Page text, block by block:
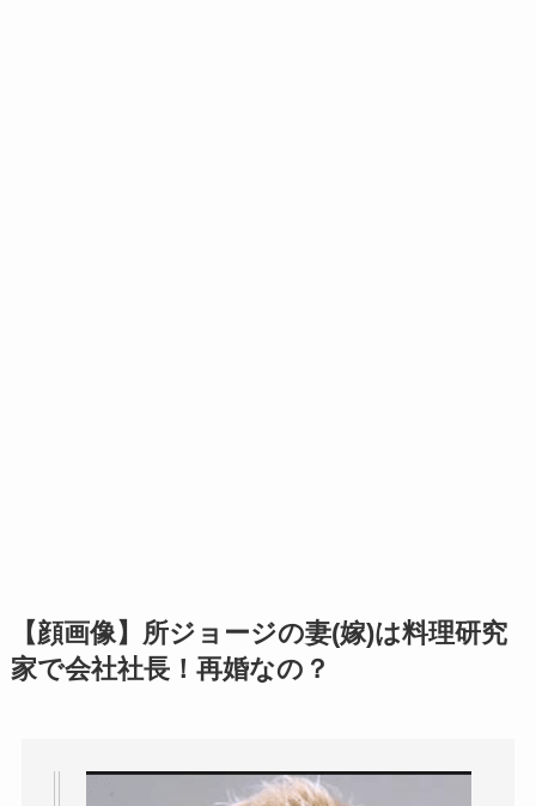
【顔画像】所ジョージの妻(嫁)は料理研究
家で会社社長！再婚なの？